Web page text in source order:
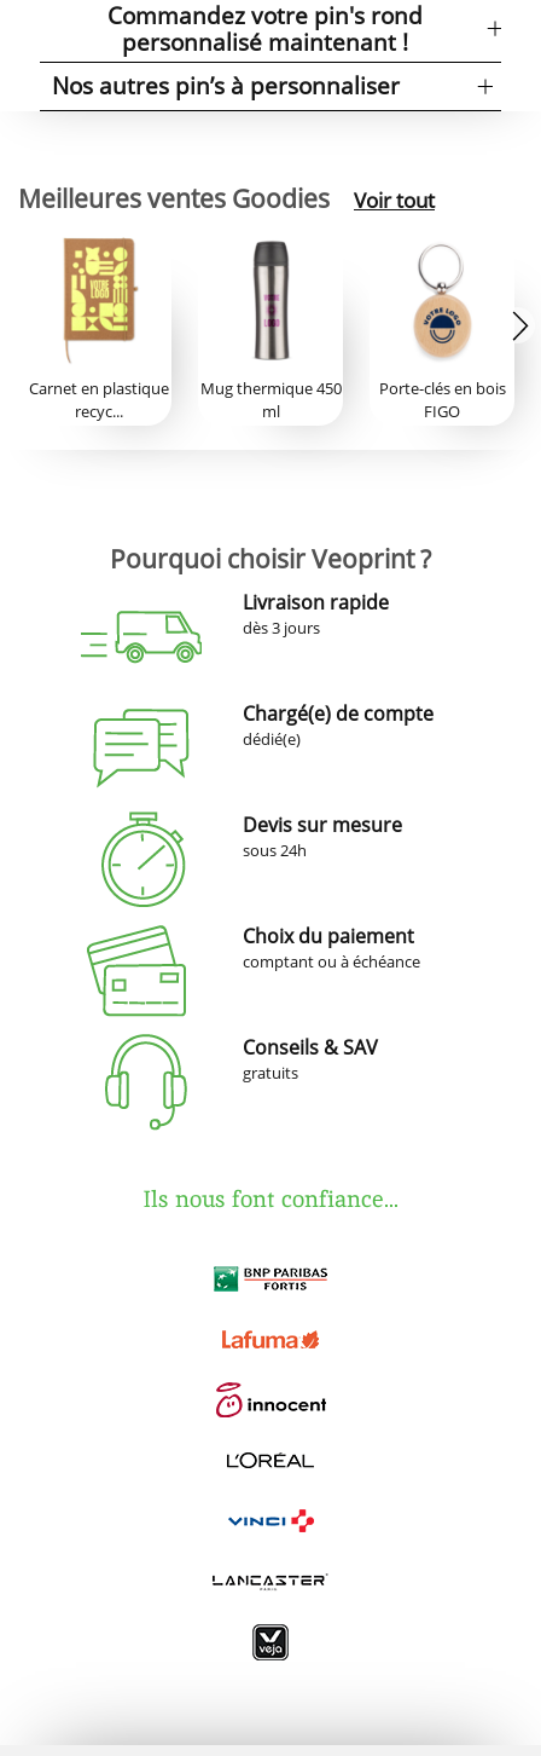
Commandez votre pin's rond
personnalisé maintenant !
Nos autres pin’s à personnaliser
Meilleures ventes Goodies Voir tout
Carnet en plastique
recyc...
Mug thermique 450
ml
Porte-clés en bois
FIGO
Pourquoi choisir Veoprint ?
Livraison rapide
dès 3 jours
Chargé(e) de compte
dédié(e)
Devis sur mesure
sous 24h
Choix du paiement
comptant ou à échéance
Conseils & SAV
gratuits
Ils nous font confiance...